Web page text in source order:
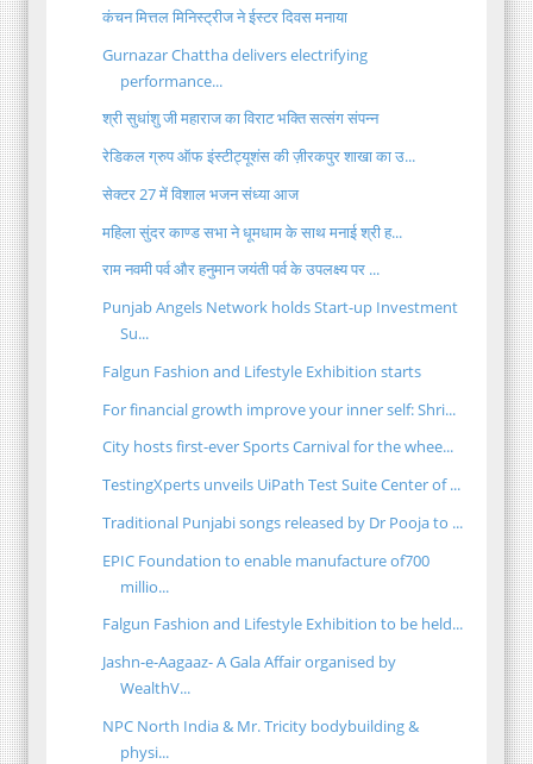
कंचन मित्तल मिनिस्ट्रीज ने ईस्टर दिवस मनाया
Gurnazar Chattha delivers electrifying
performance...
श्री सुधांशु जी महाराज का विराट भक्ति सत्संग संपन्न
रेडिकल ग्रुप ऑफ इंस्टीट्यूशंस की ज़ीरकपुर शाखा का उ...
सेक्टर 27 में विशाल भजन संध्या आज
महिला सुंदर काण्ड सभा ने धूमधाम के साथ मनाई श्री ह...
राम नवमी पर्व और हनुमान जयंती पर्व के उपलक्ष्य पर ...
Punjab Angels Network holds Start-up Investment
Su...
Falgun Fashion and Lifestyle Exhibition starts
For financial growth improve your inner self: Shri...
City hosts first-ever Sports Carnival for the whee...
TestingXperts unveils UiPath Test Suite Center of ...
Traditional Punjabi songs released by Dr Pooja to ...
EPIC Foundation to enable manufacture of700
millio...
Falgun Fashion and Lifestyle Exhibition to be held...
Jashn-e-Aagaaz- A Gala Affair organised by
WealthV...
NPC North India & Mr. Tricity bodybuilding &
physi...